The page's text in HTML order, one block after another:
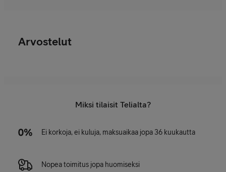
Arvostelut
Miksi tilaisit Telialta?
Ei korkoja, ei kuluja, maksuaikaa jopa 36 kuukautta
Nopea toimitus jopa huomiseksi